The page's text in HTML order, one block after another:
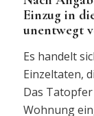
Einzug in
unentwegt
Es handelt
Einzeltaten,
Das
Wohnung